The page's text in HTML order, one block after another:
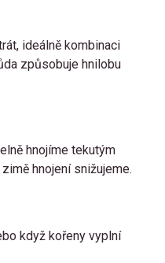
ideálně kombinaci
způsobuje hnilobu
hnojíme tekutým
hnojení snižujeme.
když kořeny vyplní